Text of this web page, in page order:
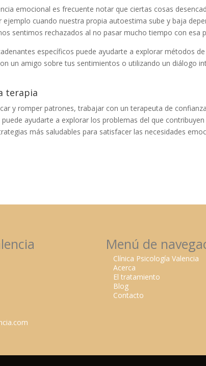
emocional es frecuente notar que ciertas cosas
ejemplo cuando nuestra propia autoestima sube y baja
sentimos rechazados al no pasar mucho tiempo con esa
específicos puede ayudarte a explorar métodos
un amigo sobre tus sentimientos o utilizando un diálogo
terapia
y romper patrones, trabajar con un terapeuta de
ayudarte a explorar los problemas del que
más saludables para satisfacer las necesidades
Menú de
Clínica Psicología Valencia
Acerca
El tratamiento
Blog
Contacto